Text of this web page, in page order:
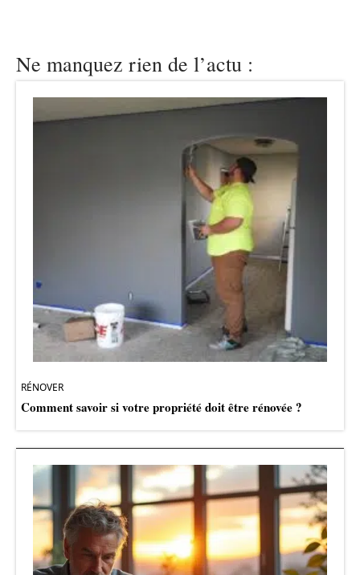
Ne manquez rien de l’actu :
RÉNOVER
Comment savoir si votre propriété doit être rénovée ?